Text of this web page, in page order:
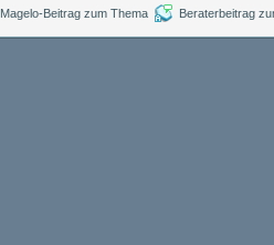
Magelo-Beitrag zum Thema
Beraterbeitrag